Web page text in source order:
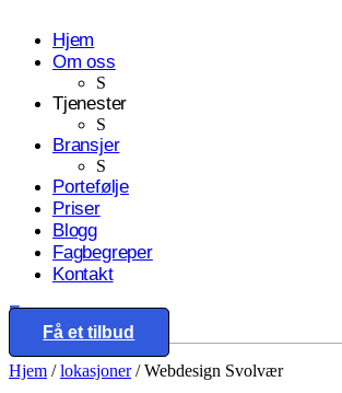
Hjem
Om oss
S
Tjenester
S
Bransjer
S
Portefølje
Priser
Blogg
Fagbegreper
Kontakt
Eng
Få et tilbud
Hjem /lokasjoner/Webdesign Svolvær